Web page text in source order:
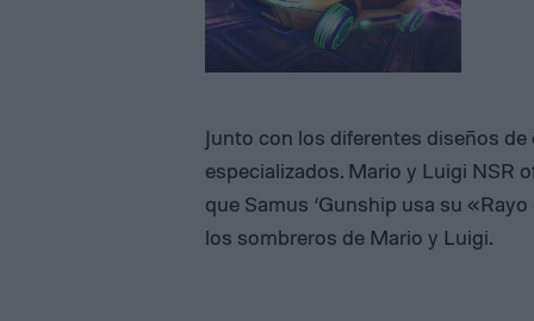
Junto con los diferentes diseños
especializados. Mario y Luigi NSR
que Samus ‘Gunship usa su
los sombreros de Mario y Luigi.